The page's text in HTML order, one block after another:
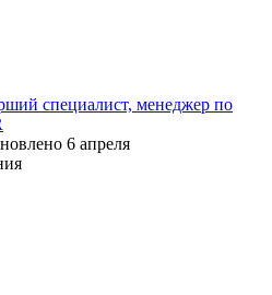
специалист, менеджер по
6 апреля